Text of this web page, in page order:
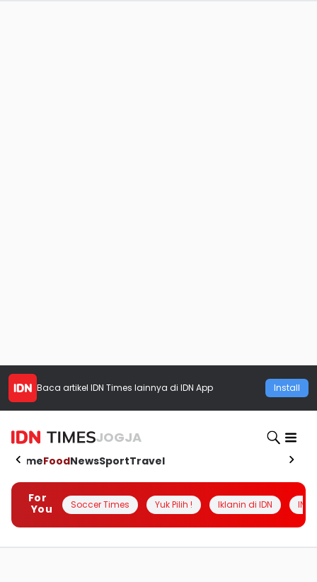
Baca artikel IDN Times lainnya di IDN App Install
JOGJA
HomeFoodNewsSportTravel
For
You
Soccer Times Yuk Pilih ! Iklanin di IDN